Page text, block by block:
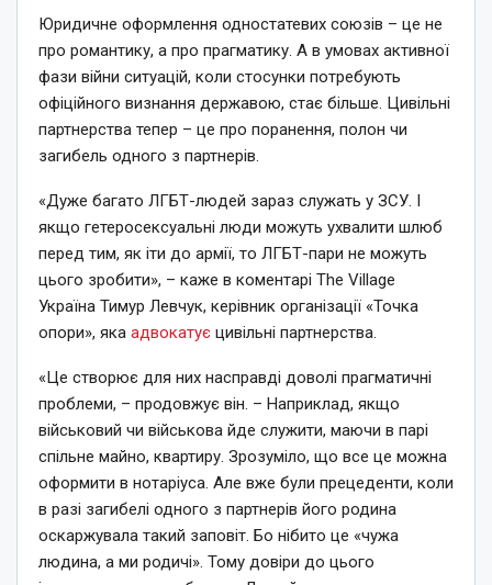
Юридичне оформлення одностатевих союзів – це не
про романтику, а про прагматику. А в умовах активної
фази війни ситуацій, коли стосунки потребують
офіційного визнання державою, стає більше. Цивільні
партнерства тепер – це про поранення, полон чи
загибель одного з партнерів.
«Дуже багато ЛГБТ-людей зараз служать у ЗСУ. І
якщо гетеросексуальні люди можуть ухвалити шлюб
перед тим, як іти до армії, то ЛГБТ-пари не можуть
цього зробити», – каже в коментарі The Village
Україна Тимур Левчук, керівник організації «Точка
опори», яка адвокатує цивільні партнерства.
«Це створює для них насправді доволі прагматичні
проблеми, – продовжує він. – Наприклад, якщо
військовий чи військова йде служити, маючи в парі
спільне майно, квартиру. Зрозуміло, що все це можна
оформити в нотаріуса. Але вже були прецеденти, коли
в разі загибелі одного з партнерів його родина
оскаржувала такий заповіт. Бо нібито це «чужа
людина, а ми родичі». Тому довіри до цього